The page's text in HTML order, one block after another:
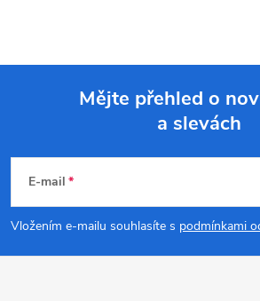
p
Mějte přehled o
a slevách
E-mail
Vložením e-mailu souhlasíte s podmínkami